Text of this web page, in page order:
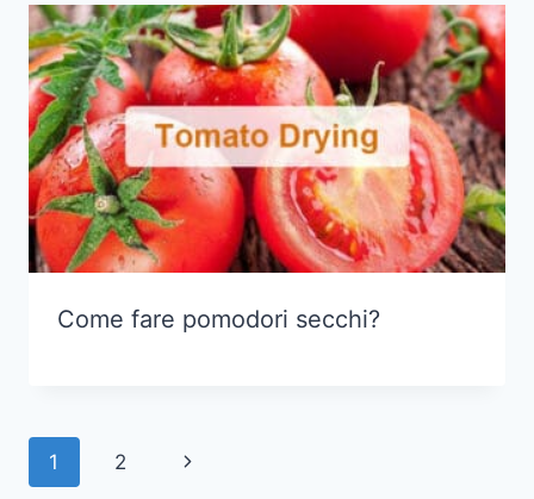
Come fare pomodori secchi?
Navigazione
1 2
Pagina